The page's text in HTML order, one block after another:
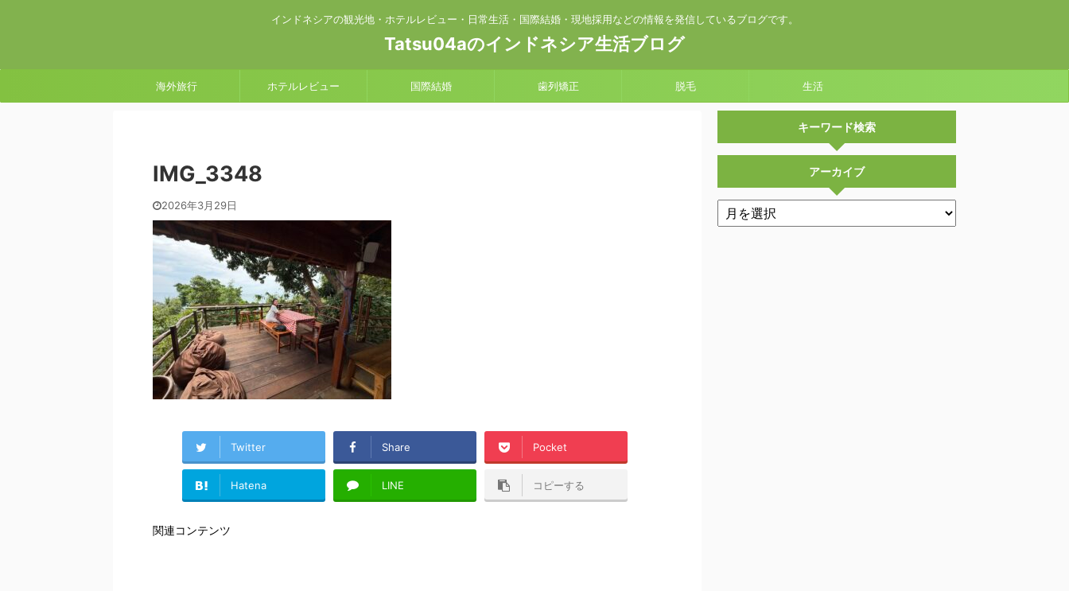
インドネシアの観光地・ホテルレビュー・日常生活・国際結婚・現地採用などの情報を発信しているブログです。
Tatsu04aのインドネシア生活ブログ
海外旅行 ホテルレビュー 国際結婚 歯列矯正 脱毛 生活
IMG_3348
2026年3月29日
Twitter Share Pocket
Hatena LINE コピーする
関連コンテンツ
キーワード検索
アーカイブ